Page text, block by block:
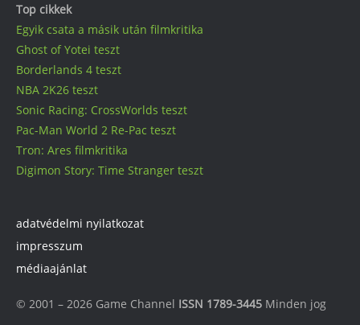
Top cikkek
Egyik csata a másik után filmkritika
Ghost of Yotei teszt
Borderlands 4 teszt
NBA 2K26 teszt
Sonic Racing: CrossWorlds teszt
Pac-Man World 2 Re-Pac teszt
Tron: Ares filmkritika
Digimon Story: Time Stranger teszt
adatvédelmi nyilatkozat
impresszum
médiaajánlat
© 2001 – 2026 Game Channel ISSN 1789-3445 Minden jog